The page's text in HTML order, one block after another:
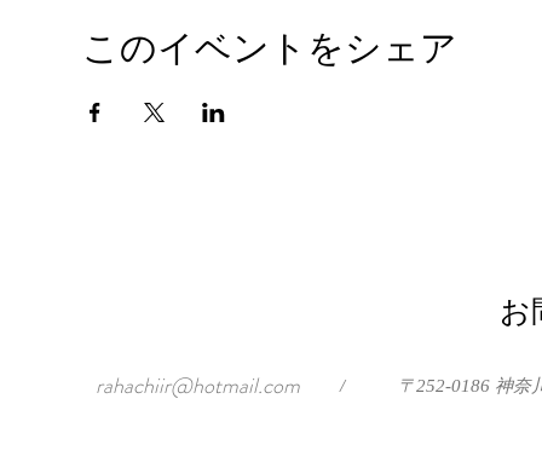
このイベントをシェア
お
rahachiir@hotmail.com / 〒252-0186 神奈